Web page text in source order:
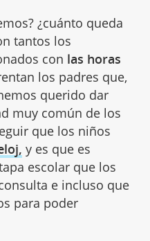
¿cuánto queda
tantos los
con las horas
los padres que,
querido dar
muy común de los
que los niños
y es que es
escolar que los
e incluso que
para poder